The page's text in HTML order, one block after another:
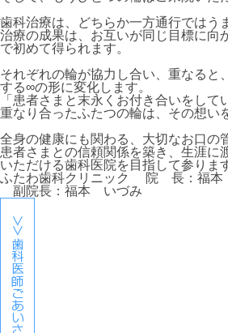
歯科治療は、どちらか一方通行ではう
治療の成果は、お互いが同じ目標に向
で初めて得られます。
それぞれの輪が協力し合い、重なると
する∞の形に変化します。
「 患者さまと末永くお付き合いをして
重なり合ったふたつの輪は、その想い
全身の健康にも関わる、大切なお口の
患者さまとの信頼関係を築き、生涯に
いただける歯科医院を目指して参りま
ふたわ歯科クリニック
院 長：福本
副院長：福本 いづみ